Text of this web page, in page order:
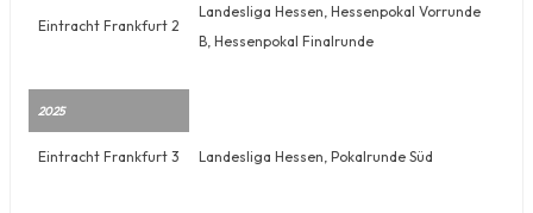
Eintracht Frankfurt 2
Landesliga Hessen, Hessenpokal Vorrunde
B, Hessenpokal Finalrunde
2025
Eintracht Frankfurt 3 Landesliga Hessen, Pokalrunde Süd